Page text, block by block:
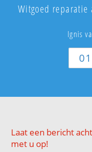
Witgoed reparatie
Ignis
Laat een bericht
met u op!